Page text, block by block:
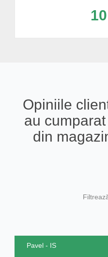
10
Opiniile
au
din
Pavel - IS